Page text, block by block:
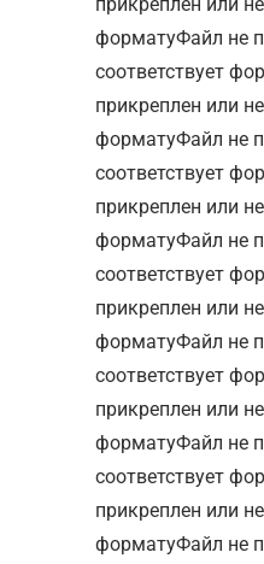
форматуФайл не
соответствует
прикреплен или
форматуФайл не
соответствует
прикреплен или
форматуФайл не
соответствует
прикреплен или
форматуФайл не
соответствует
прикреплен или
форматуФайл не
соответствует
прикреплен или
форматуФайл не